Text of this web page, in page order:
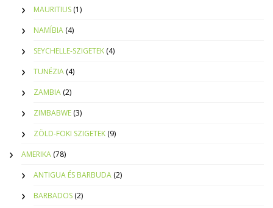
MAURITIUS (1)
NAMÍBIA (4)
SEYCHELLE-SZIGETEK (4)
TUNÉZIA (4)
ZAMBIA (2)
ZIMBABWE (3)
ZÖLD-FOKI SZIGETEK (9)
AMERIKA (78)
ANTIGUA ÉS BARBUDA (2)
BARBADOS (2)